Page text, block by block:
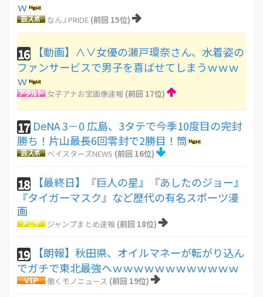
ｗ
なんJ PRIDE (前回 15位)
16
【動画】∧∨女優の瀬戸環奈さん、水着姿の
ファンサービスで男子を喜ばせてしまうｗｗｗ
ｗ
女子アナお宝画像速報 (前回 17位)
17 DeNA 3－0 広島、3タテで今季10度目の完封
勝ち！片山最長6回零封で2勝目！筒
ベイスターズNEWS (前回 16位)
18
【最終日】『巨人の星』『あしたのジョー』
『タイガーマスク』など歴代の有名スポーツ漫
画
ジャンプまとめ速報 (前回 18位)
19
【朗報】秋田県、オイルマネーが転がり込ん
でガチで東北最強へｗｗｗｗｗｗｗｗｗｗｗｗ
働くモノニュース (前回 19位)